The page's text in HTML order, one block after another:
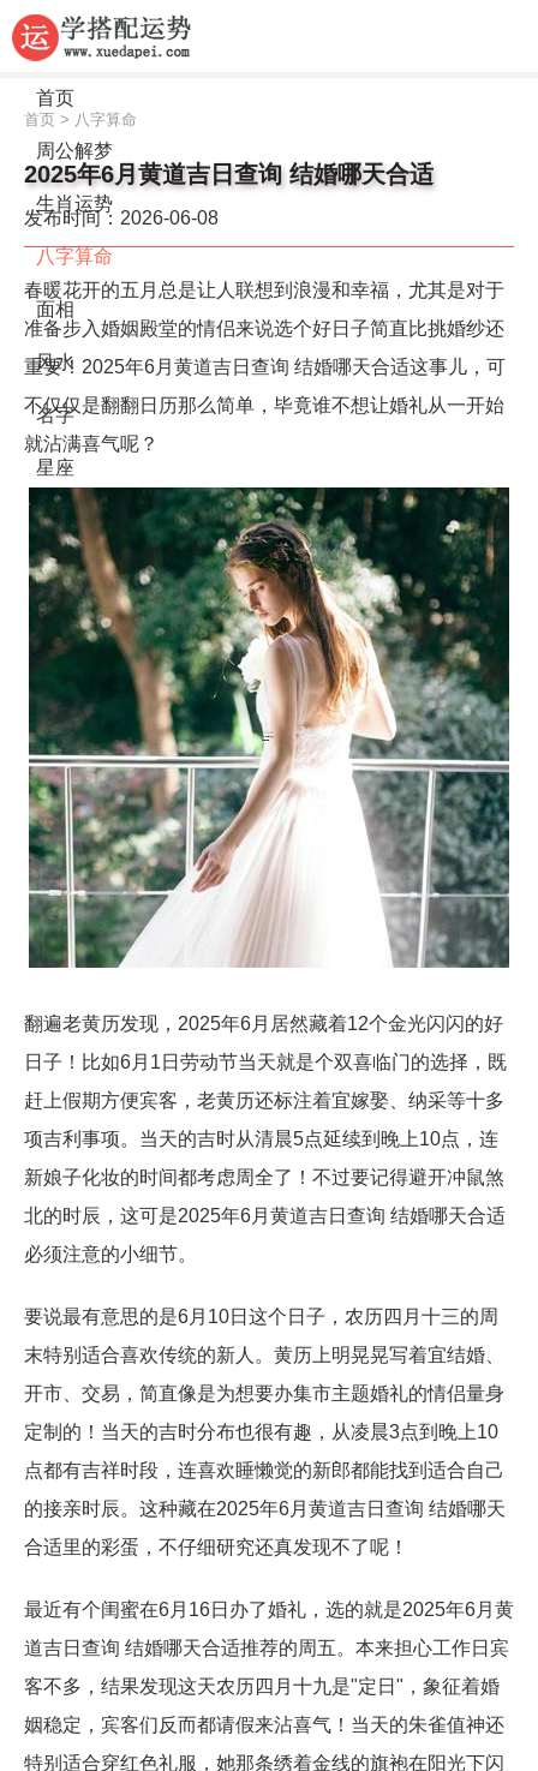
首页
周公解梦
生肖运势
八字算命
面相
风水
名字
星座
首页 > 八字算命
2025年6月黄道吉日查询 结婚哪天合适
发布时间：2026-06-08
春暖花开的五月总是让人联想到浪漫和幸福，尤其是对于
准备步入婚姻殿堂的情侣来说选个好日子简直比挑婚纱还
重要！2025年6月黄道吉日查询 结婚哪天合适这事儿，可
不仅仅是翻翻日历那么简单，毕竟谁不想让婚礼从一开始
就沾满喜气呢？
翻遍老黄历发现，2025年6月居然藏着12个金光闪闪的好
日子！比如6月1日劳动节当天就是个双喜临门的选择，既
赶上假期方便宾客，老黄历还标注着宜嫁娶、纳采等十多
项吉利事项。当天的吉时从清晨5点延续到晚上10点，连
新娘子化妆的时间都考虑周全了！不过要记得避开冲鼠煞
北的时辰，这可是2025年6月黄道吉日查询 结婚哪天合适
必须注意的小细节。
要说最有意思的是6月10日这个日子，农历四月十三的周
末特别适合喜欢传统的新人。黄历上明晃晃写着宜结婚、
开市、交易，简直像是为想要办集市主题婚礼的情侣量身
定制的！当天的吉时分布也很有趣，从凌晨3点到晚上10
点都有吉祥时段，连喜欢睡懒觉的新郎都能找到适合自己
的接亲时辰。这种藏在2025年6月黄道吉日查询 结婚哪天
合适里的彩蛋，不仔细研究还真发现不了呢！
最近有个闺蜜在6月16日办了婚礼，选的就是2025年6月黄
道吉日查询 结婚哪天合适推荐的周五。本来担心工作日宾
客不多，结果发现这天农历四月十九是"定日"，象征着婚
姻稳定，宾客们反而都请假来沾喜气！当天的朱雀值神还
特别适合穿红色礼服，她那条绣着金线的旗袍在阳光下闪